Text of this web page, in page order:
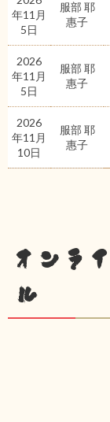
年11月
5日
服部 耶
惠子
2026
年11月
5日
服部 耶
惠子
2026
年11月
10日
服部 耶
惠子
オンラ
ル